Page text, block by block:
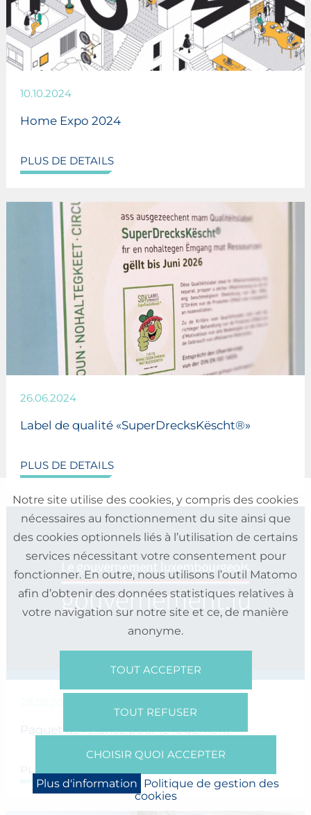
10.10.2024
Home Expo 2024
PLUS DE DETAILS
26.06.2024
Label de qualité «SuperDrecksKëscht®»
PLUS DE DETAILS
Paquet de relance pour le logement
PLUS DE DETAILS
Notre site utilise des cookies, y compris des cookies
nécessaires au fonctionnement du site ainsi que
des cookies optionnels liés à l’utilisation de certains
services nécessitant votre consentement pour
fonctionner. En outre, nous utilisons l’outil Matomo
afin d’obtenir des données statistiques relatives à
votre navigation sur notre site et ce, de manière
anonyme.
TOUT ACCEPTER
TOUT REFUSER
CHOISIR QUOI ACCEPTER
Plus d'information Politique de gestion des
cookies